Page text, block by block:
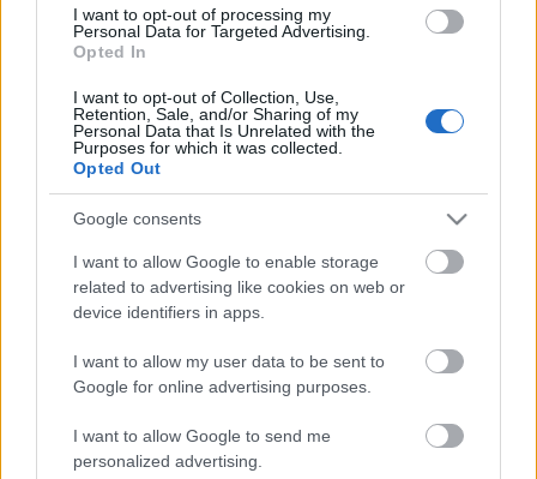
I want to opt-out of processing my
Personal Data for Targeted Advertising.
Opted In
I want to opt-out of Collection, Use,
Retention, Sale, and/or Sharing of my
Personal Data that Is Unrelated with the
Purposes for which it was collected.
Opted Out
Google consents
I want to allow Google to enable storage
related to advertising like cookies on web or
device identifiers in apps.
I want to allow my user data to be sent to
Google for online advertising purposes.
I want to allow Google to send me
personalized advertising.
1 körül...
Most pedig várhatok október 3-ig a következő
részre...
Címkék:sorozat dexter
Ajánlott bejegyzések:
Ezért fizetni?